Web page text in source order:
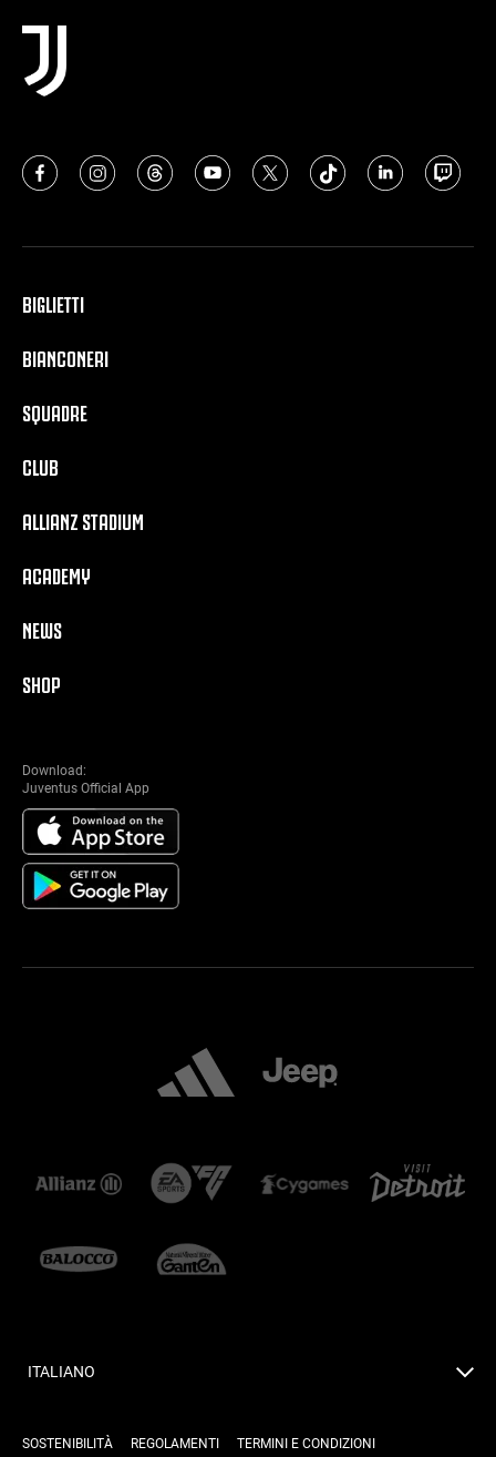
BIGLIETTI
BIANCONERI
SQUADRE
CLUB
ALLIANZ STADIUM
ACADEMY
NEWS
SHOP
Download:
Juventus Official App
ITALIANO
SOSTENIBILITÀ REGOLAMENTI TERMINI E CONDIZIONI